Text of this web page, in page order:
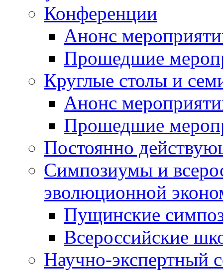
Конференции
Анонс
Прошедшие
Круглые столы и
Анонс
Прошедшие
Постоянно
Симпозиумы и
эволюционной
Пущинские
Всероссийские
Научно-экспертный